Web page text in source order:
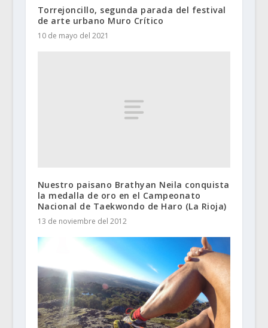
Torrejoncillo, segunda parada del festival
de arte urbano Muro Crítico
10 de mayo del 2021
Nuestro paisano Brathyan Neila conquista
la medalla de oro en el Campeonato
Nacional de Taekwondo de Haro (La Rioja)
13 de noviembre del 2012